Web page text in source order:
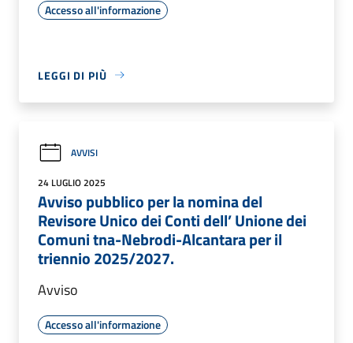
Accesso all'informazione
LEGGI DI PIÙ
AVVISI
24 LUGLIO 2025
Avviso pubblico per la nomina del
Revisore Unico dei Conti dell’ Unione dei
Comuni tna-Nebrodi-Alcantara per il
triennio 2025/2027.
Avviso
Accesso all'informazione